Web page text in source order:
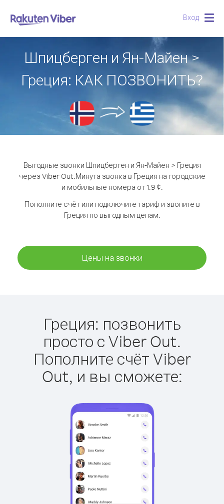
Вход
Шпицберген и Ян-Майен >
Греция: КАК ПОЗВОНИТЬ?
Выгодные звонки Шпицберген и Ян-Майен > Греция
через Viber Out.Минута звонка в Греция на городские
и мобильные номера от 1.9 ¢.
Пополните счёт или подключите тариф и звоните в
Греция по выгодным ценам.
Цены на звонки
Греция: позвонить
просто с Viber Out.
Пополните счёт Viber
Out, и вы сможете: